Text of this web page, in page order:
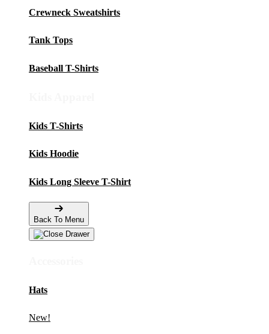
Crewneck Sweatshirts
Tank Tops
Baseball T-Shirts
Kids T-Shirts
Kids Hoodie
Kids Long Sleeve T-Shirt
Back To Menu
Hats
New!